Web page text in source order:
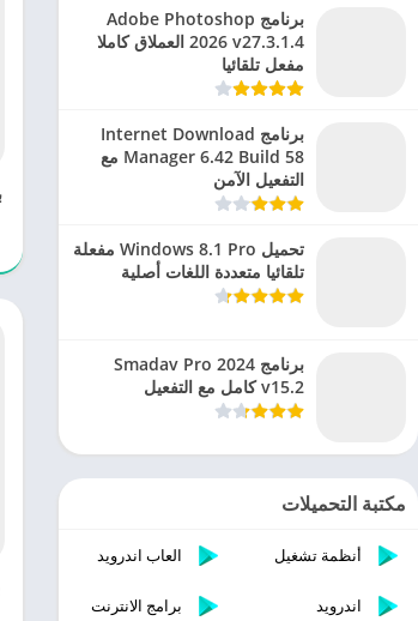
برنامج Adobe Photoshop
2026 v27.3.1.4 العملاق كاملا
مفعل تلقائيا
برنامج Internet Download
Manager 6.42 Build 58 مع
التفعيل الآمن
تحميل Windows 8.1 Pro مفعلة
تلقائيا متعددة اللغات أصلية
برنامج Smadav Pro 2024
v15.2 كامل مع التفعيل
مكتبة التحميلات
أنظمة تشغيل العاب اندرويد
اندرويد
برامج الانترنت